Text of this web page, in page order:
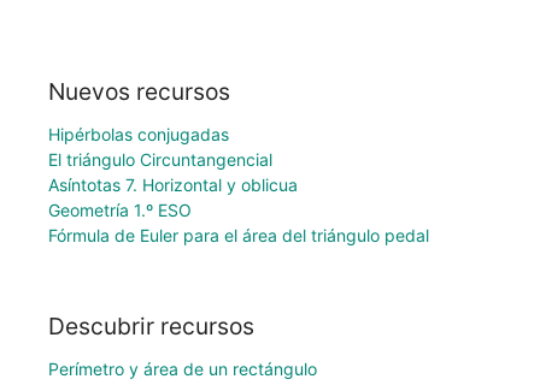
Nuevos recursos
Hipérbolas conjugadas
El triángulo Circuntangencial
Asíntotas 7. Horizontal y oblicua
Geometría 1.º ESO
Fórmula de Euler para el área del triángulo pedal
Descubrir recursos
Perímetro y área de un rectángulo